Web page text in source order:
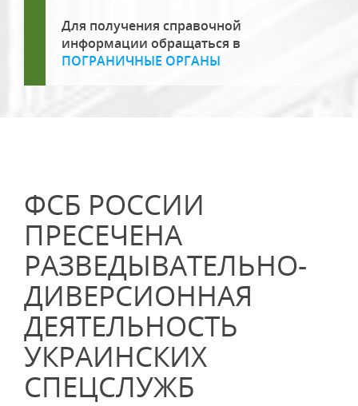
Для получения справочной
информации обращаться в
ПОГРАНИЧНЫЕ ОРГАНЫ
ФСБ РОССИИ
ПРЕСЕЧЕНА
РАЗВЕДЫВАТЕЛЬНО-
ДИВЕРСИОННАЯ
ДЕЯТЕЛЬНОСТЬ
УКРАИНСКИХ
СПЕЦСЛУЖБ